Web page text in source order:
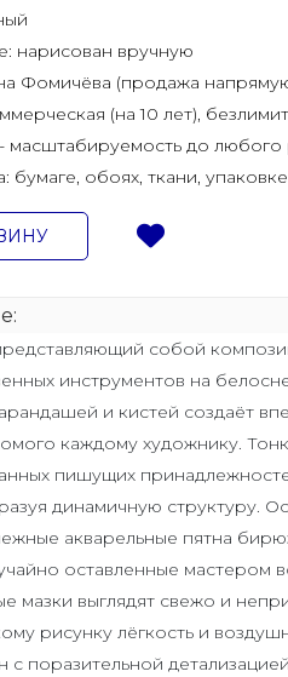
нарисован вручную
Фомичёва (продажа
(на 10 лет),
масштабируемость до любого
бумаге, обоях, ткани, упаковке
собой
инструментов на
и кистей создаёт
каждому художнику.
пишущих
динамичную структуру.
акварельные пятна
оставленные мастером
мазки выглядят свежо и
рисунку лёгкость и
с поразительной